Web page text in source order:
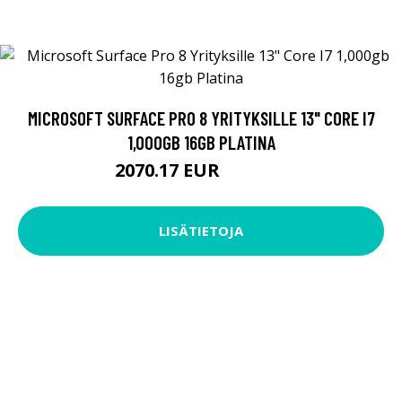
MICROSOFT SURFACE PRO 8 YRITYKSILLE 13" CORE I7
1,000GB 16GB PLATINA
2070.17 EUR
LISÄTIETOJA